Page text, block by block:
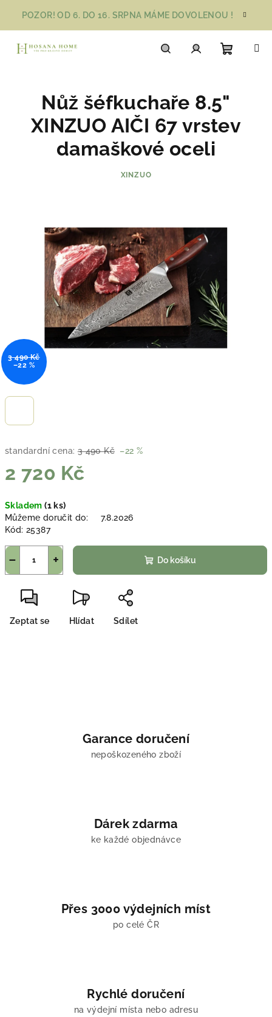
obsah
POZOR! OD 6. DO 16. SRPNA MÁME DOVOLENOU !
košík
standardní cena: 3 490 Kč –22 %
2 720 Kč
cena:
Skladem(1 ks)
Můžeme doručit do:
7.8.2026
Kód: 25387
+
− Do košíku
Zeptat se Hlídat Sdílet
Nůž šéfkuchaře 8.5"
XINZUO AIČI 67 vrstev
damaškové oceli
XINZUO
3 490 Kč
–22 %
Garance doručení
nepoškozeného zboží
Dárek zdarma
ke každé objednávce
Přes 3000 výdejních míst
po celé ČR
Rychlé doručení
na výdejní místa nebo adresu